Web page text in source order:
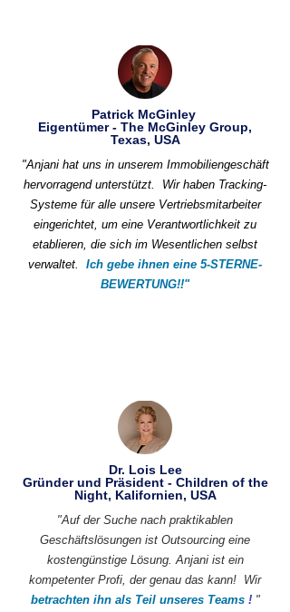
Patrick McGinley
Eigentümer - The McGinley Group,
Texas, USA
"Anjani hat uns in unserem Immobiliengeschäft
hervorragend unterstützt.
Wir haben Tracking-
Systeme für alle unsere Vertriebsmitarbeiter
eingerichtet, um eine Verantwortlichkeit zu
etablieren, die sich im Wesentlichen selbst
verwaltet.
Ich gebe ihnen eine 5-STERNE-
BEWERTUNG!!"
Dr. Lois Lee
Gründer und Präsident - Children of the
Night, Kalifornien, USA
"Auf der Suche nach praktikablen
Geschäftslösungen ist Outsourcing eine
kostengünstige Lösung. Anjani ist ein
kompetenter Profi, der genau das kann! Wir
betrachten ihn als Teil unseres Teams ! "